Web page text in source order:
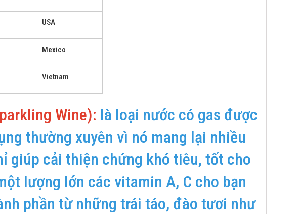
USA
Mexico
Vietnam
Wine): là loại nước có gas được
thường xuyên vì nó mang lại nhiều
giúp cải thiện chứng khó tiêu, tốt cho
lượng lớn các vitamin A, C cho bạn
phần từ những trái táo, đào tươi như